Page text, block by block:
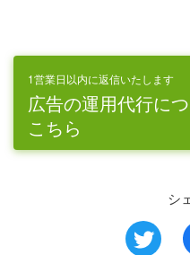
1営業日以内に返信いたします
広告の運用代行に
こちら
シ